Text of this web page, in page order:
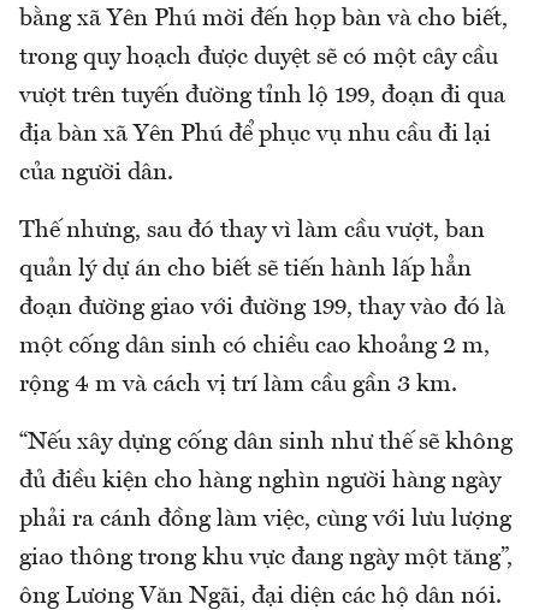
bằng xã Yên Phú mời đến họp bàn và cho biết,
trong quy hoạch được duyệt sẽ có một cây cầu
vượt trên tuyến đường tỉnh lộ 199, đoạn đi qua
địa bàn xã Yên Phú để phục vụ nhu cầu đi lại
của người dân.
Thế nhưng, sau đó thay vì làm cầu vượt, ban
quản lý dự án cho biết sẽ tiến hành lấp hẳn
đoạn đường giao với đường 199, thay vào đó là
một cống dân sinh có chiều cao khoảng 2 m,
rộng 4 m và cách vị trí làm cầu gần 3 km.
“Nếu xây dựng cống dân sinh như thế sẽ không
đủ điều kiện cho hàng nghìn người hàng ngày
phải ra cánh đồng làm việc, cùng với lưu lượng
giao thông trong khu vực đang ngày một tăng”,
ông Lương Văn Ngãi, đại diện các hộ dân nói.